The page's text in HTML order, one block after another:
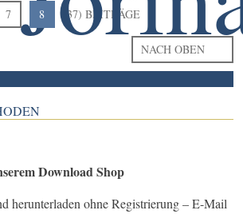
7 8 (37) BEITRÄGE
NACH OBEN
Download Shop
herunterladen ohne Registrierung – E-Mail